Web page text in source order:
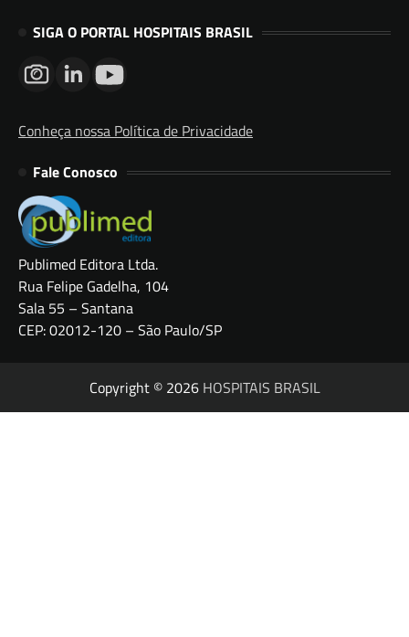
SIGA O PORTAL HOSPITAIS BRASIL
Conheça nossa Política de Privacidade
Fale Conosco
Publimed Editora Ltda.
Rua Felipe Gadelha, 104
Sala 55 – Santana
CEP: 02012-120 – São Paulo/SP
Copyright © 2026 HOSPITAIS BRASIL